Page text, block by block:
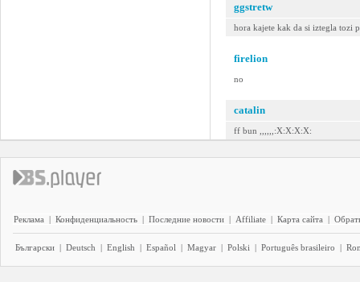
ggstretw
hora kajete kak da si iztegla tozi
firelion
no
catalin
ff bun ,,,,,,:X:X:X:X:
Реклама | Конфиденциальность | Последние новости | Affiliate | Карта сайта |
Български | Deutsch | English | Español | Magyar | Polski | Português brasileiro |